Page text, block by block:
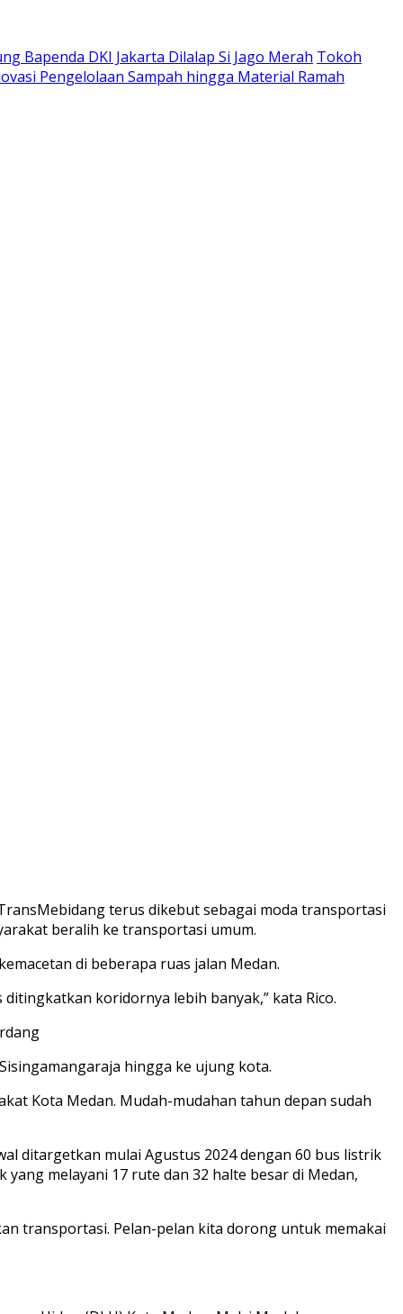
Bapenda DKI Jakarta Dilalap Si Jago Merah Tokoh
Pengelolaan Sampah hingga Material Ramah
terus dikebut sebagai moda transportasi
beralih ke transportasi umum.
di beberapa ruas jalan Medan.
koridornya lebih banyak,” kata Rico.
hingga ke ujung kota.
Kota Medan. Mudah-mudahan tahun depan sudah
ditargetkan mulai Agustus 2024 dengan 60 bus listrik
melayani 17 rute dan 32 halte besar di Medan,
transportasi. Pelan-pelan kita dorong untuk memakai